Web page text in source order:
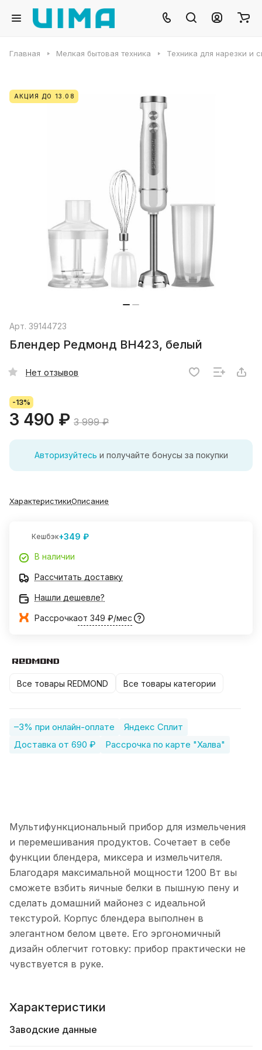
Главная Мелкая бытовая техника Техника для нарезки и
АКЦИЯ ДО 13.08
Арт. 39144723
Блендер Редмонд BH423, белый
Нет отзывов
-13%
3 490 ₽ 3 999 ₽
Авторизуйтесь и получайте бонусы за покупки
ХарактеристикиОписание
Кешбэк+349 ₽
В наличии
Рассчитать доставку
Нашли дешевле?
Рассрочкаот 349 ₽/мес
Все товары REDMOND Все товары категории
–3% при онлайн-оплате
Яндекс Сплит
Доставка от 690 ₽
Рассрочка по карте "Халва"
Мультифункциональный прибор для измельчения
и перемешивания продуктов. Сочетает в себе
функции блендера, миксера и измельчителя.
Благодаря максимальной мощности 1200 Вт вы
сможете взбить яичные белки в пышную пену и
сделать домашний майонез с идеальной
текстурой. Корпус блендера выполнен в
элегантном белом цвете. Его эргономичный
дизайн облегчит готовку: прибор практически не
чувствуется в руке.
Характеристики
Заводские данные